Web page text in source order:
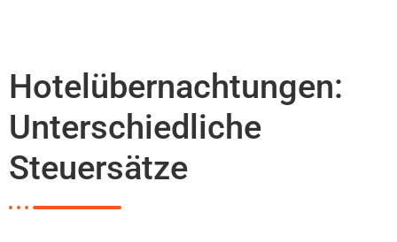
Hotelübernachtungen:
Unterschiedliche
Steuersätze